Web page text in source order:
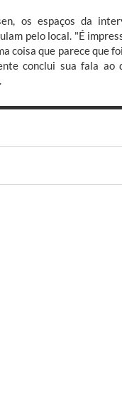
os espaços da
pelo local. "É
coisa que parece que
conclui sua fala